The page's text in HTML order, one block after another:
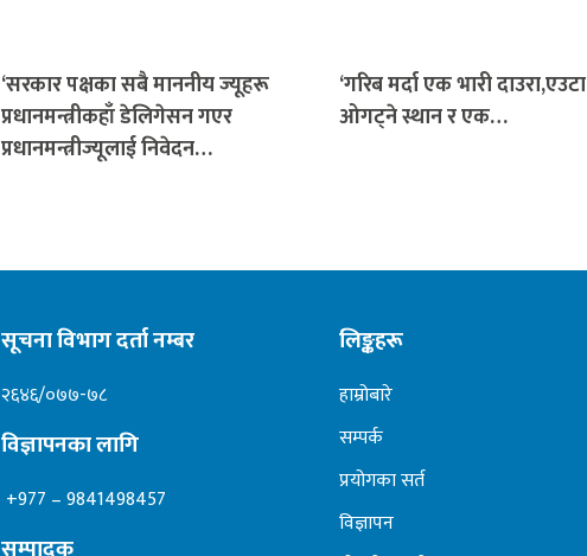
‘सरकार पक्षका सबै माननीय ज्यूहरू
प्रधानमन्त्रीकहाँ डेलिगेसन गएर
प्रधानमन्त्रीज्यूलाई निवेदन…
‘गरिब मर्दा एक भारी
ओगट्ने स्थान र एक…
सूचना विभाग दर्ता नम्बर
२६४६/०७७-७८
विज्ञापनका लागि
+977 – 9841498457
लिङ्कहरू
हाम्रोबारे
सम्पर्क
प्रयोगका सर्त
विज्ञापन